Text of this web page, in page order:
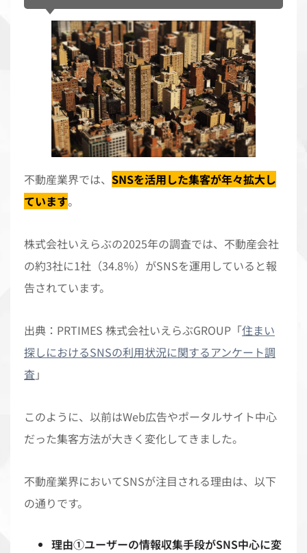
不動産業界では、 SNSを活用した集客が年々拡大し
ています。
株式会社いえらぶの2025年の調査では、不動産会社
の約3社に1社（34.8％）がSNSを運用していると報
告されています。
出典：PRTIMES 株式会社いえらぶGROUP「住まい
探しにおけるSNSの利用状況に関するアンケート調
査 」
このように、以前はWeb広告やポータルサイト中心
だった集客方法が大きく変化してきました。
不動産業界においてSNSが注目される理由は、以下
の通りです。
理由①ユーザーの情報収集手段がSNS中心に変